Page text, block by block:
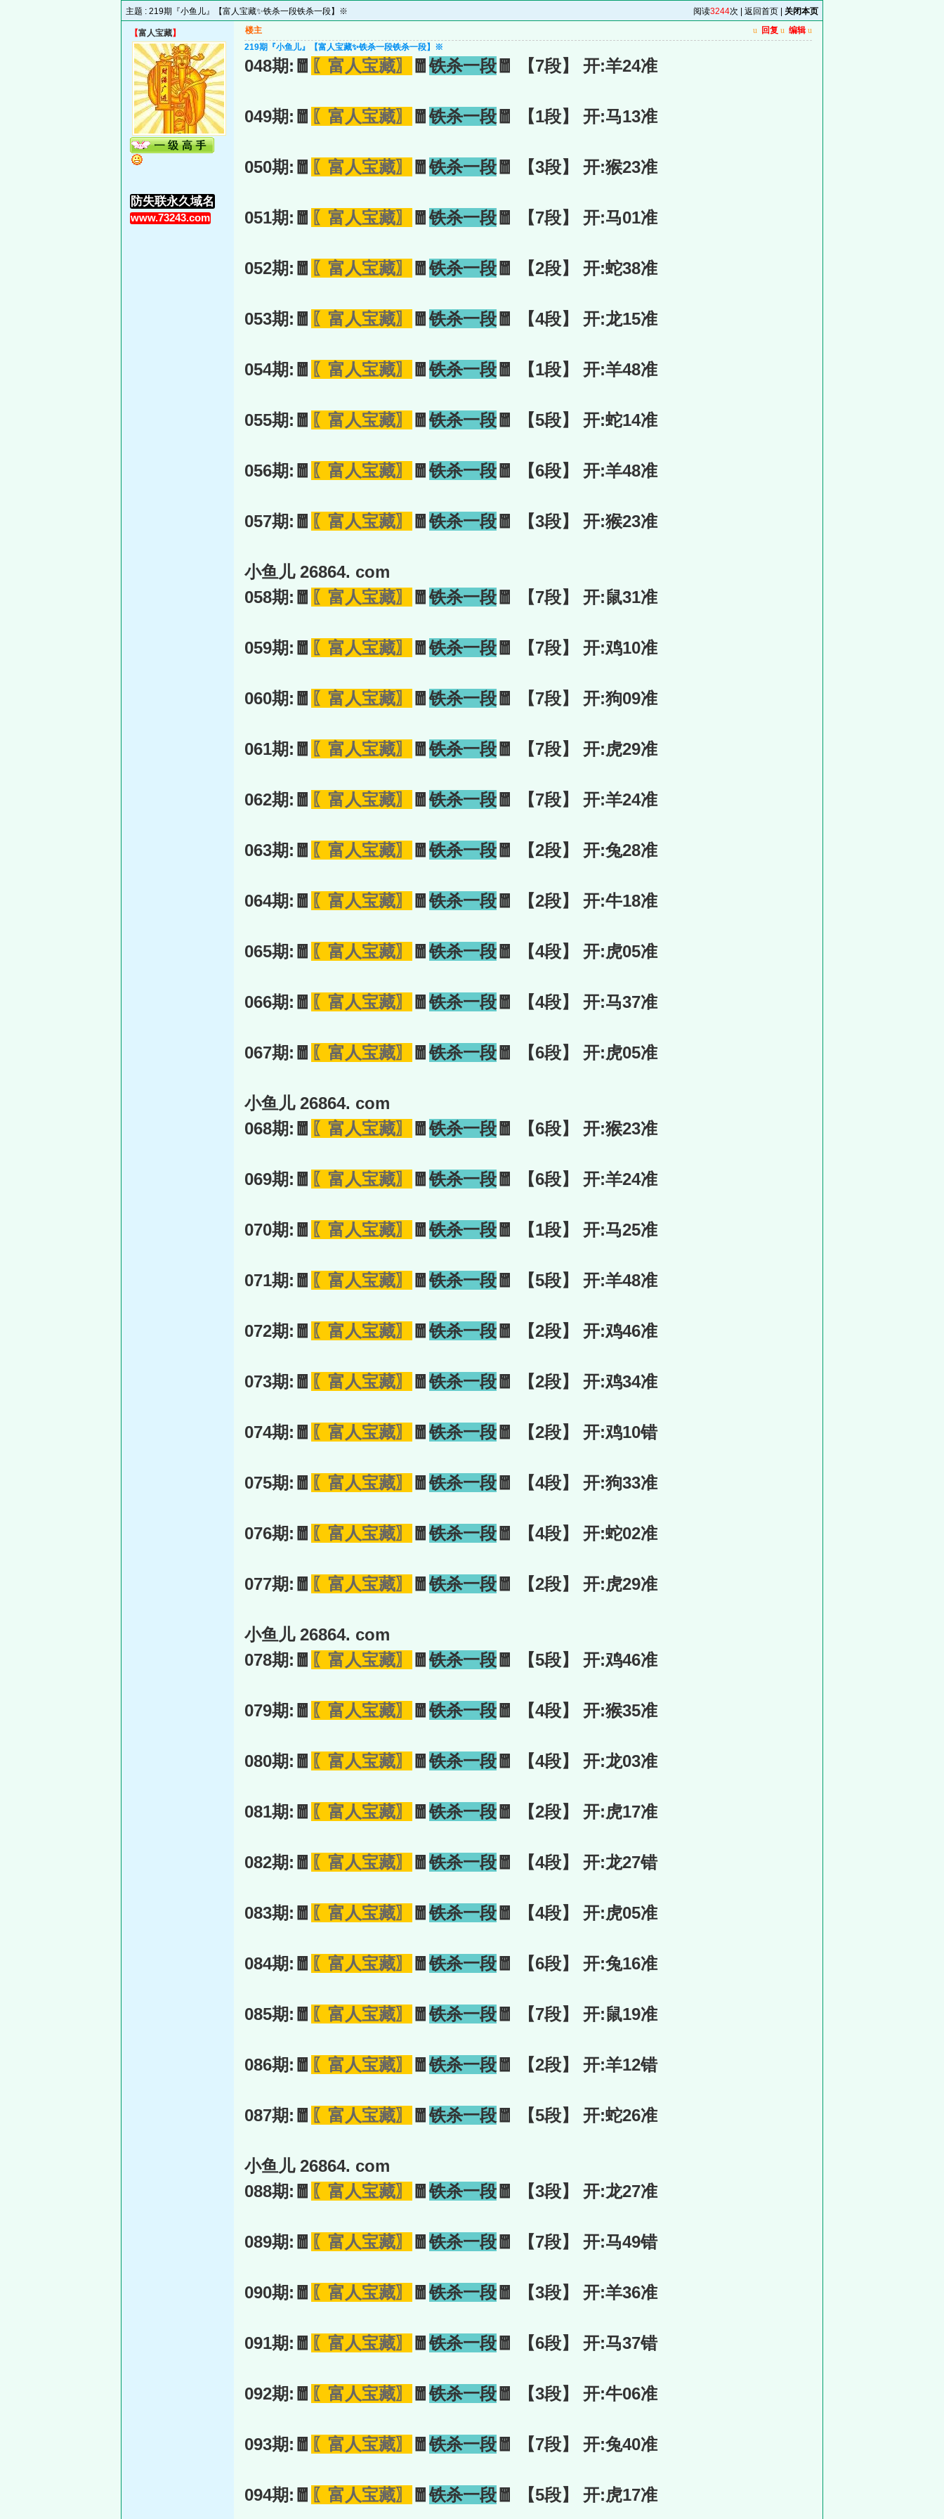
主题 : 219期『小鱼儿』【富人宝藏✨铁杀一段铁杀一段】※ 阅读3244次 | 返回首页 关闭本页
【富人宝藏】
防失联永久域名
www.73243.com
楼主 u 回复 u 编辑 u
219期『小鱼儿』【富人宝藏✨铁杀一段铁杀一段】※
048期:🧧 〖富人宝藏〗 🧧铁杀一段 🧧 【7段】 开:羊24准
049期:🧧 〖富人宝藏〗 🧧铁杀一段 🧧 【1段】 开:马13准
050期:🧧 〖富人宝藏〗 🧧铁杀一段 🧧 【3段】 开:猴23准
051期:🧧 〖富人宝藏〗 🧧铁杀一段 🧧 【7段】 开:马01准
052期:🧧 〖富人宝藏〗 🧧铁杀一段 🧧 【2段】 开:蛇38准
053期:🧧 〖富人宝藏〗 🧧铁杀一段 🧧 【4段】 开:龙15准
054期:🧧 〖富人宝藏〗 🧧铁杀一段 🧧 【1段】 开:羊48准
055期:🧧 〖富人宝藏〗 🧧铁杀一段 🧧 【5段】 开:蛇14准
056期:🧧 〖富人宝藏〗 🧧铁杀一段 🧧 【6段】 开:羊48准
057期:🧧 〖富人宝藏〗 🧧铁杀一段 🧧 【3段】 开:猴23准
小鱼儿 26864. com
058期:🧧 〖富人宝藏〗 🧧铁杀一段 🧧 【7段】 开:鼠31准
059期:🧧 〖富人宝藏〗 🧧铁杀一段 🧧 【7段】 开:鸡10准
060期:🧧 〖富人宝藏〗 🧧铁杀一段 🧧 【7段】 开:狗09准
061期:🧧 〖富人宝藏〗 🧧铁杀一段 🧧 【7段】 开:虎29准
062期:🧧 〖富人宝藏〗 🧧铁杀一段 🧧 【7段】 开:羊24准
063期:🧧 〖富人宝藏〗 🧧铁杀一段 🧧 【2段】 开:兔28准
064期:🧧 〖富人宝藏〗 🧧铁杀一段 🧧 【2段】 开:牛18准
065期:🧧 〖富人宝藏〗 🧧铁杀一段 🧧 【4段】 开:虎05准
066期:🧧 〖富人宝藏〗 🧧铁杀一段 🧧 【4段】 开:马37准
067期:🧧 〖富人宝藏〗 🧧铁杀一段 🧧 【6段】 开:虎05准
小鱼儿 26864. com
068期:🧧 〖富人宝藏〗 🧧铁杀一段 🧧 【6段】 开:猴23准
069期:🧧 〖富人宝藏〗 🧧铁杀一段 🧧 【6段】 开:羊24准
070期:🧧 〖富人宝藏〗 🧧铁杀一段 🧧 【1段】 开:马25准
071期:🧧 〖富人宝藏〗 🧧铁杀一段 🧧 【5段】 开:羊48准
072期:🧧 〖富人宝藏〗 🧧铁杀一段 🧧 【2段】 开:鸡46准
073期:🧧 〖富人宝藏〗 🧧铁杀一段 🧧 【2段】 开:鸡34准
074期:🧧 〖富人宝藏〗 🧧铁杀一段 🧧 【2段】 开:鸡10错
075期:🧧 〖富人宝藏〗 🧧铁杀一段 🧧 【4段】 开:狗33准
076期:🧧 〖富人宝藏〗 🧧铁杀一段 🧧 【4段】 开:蛇02准
077期:🧧 〖富人宝藏〗 🧧铁杀一段 🧧 【2段】 开:虎29准
小鱼儿 26864. com
078期:🧧 〖富人宝藏〗 🧧铁杀一段 🧧 【5段】 开:鸡46准
079期:🧧 〖富人宝藏〗 🧧铁杀一段 🧧 【4段】 开:猴35准
080期:🧧 〖富人宝藏〗 🧧铁杀一段 🧧 【4段】 开:龙03准
081期:🧧 〖富人宝藏〗 🧧铁杀一段 🧧 【2段】 开:虎17准
082期:🧧 〖富人宝藏〗 🧧铁杀一段 🧧 【4段】 开:龙27错
083期:🧧 〖富人宝藏〗 🧧铁杀一段 🧧 【4段】 开:虎05准
084期:🧧 〖富人宝藏〗 🧧铁杀一段 🧧 【6段】 开:兔16准
085期:🧧 〖富人宝藏〗 🧧铁杀一段 🧧 【7段】 开:鼠19准
086期:🧧 〖富人宝藏〗 🧧铁杀一段 🧧 【2段】 开:羊12错
087期:🧧 〖富人宝藏〗 🧧铁杀一段 🧧 【5段】 开:蛇26准
小鱼儿 26864. com
088期:🧧 〖富人宝藏〗 🧧铁杀一段 🧧 【3段】 开:龙27准
089期:🧧 〖富人宝藏〗 🧧铁杀一段 🧧 【7段】 开:马49错
090期:🧧 〖富人宝藏〗 🧧铁杀一段 🧧 【3段】 开:羊36准
091期:🧧 〖富人宝藏〗 🧧铁杀一段 🧧 【6段】 开:马37错
092期:🧧 〖富人宝藏〗 🧧铁杀一段 🧧 【3段】 开:牛06准
093期:🧧 〖富人宝藏〗 🧧铁杀一段 🧧 【7段】 开:兔40准
094期:🧧 〖富人宝藏〗 🧧铁杀一段 🧧 【5段】 开:虎17准